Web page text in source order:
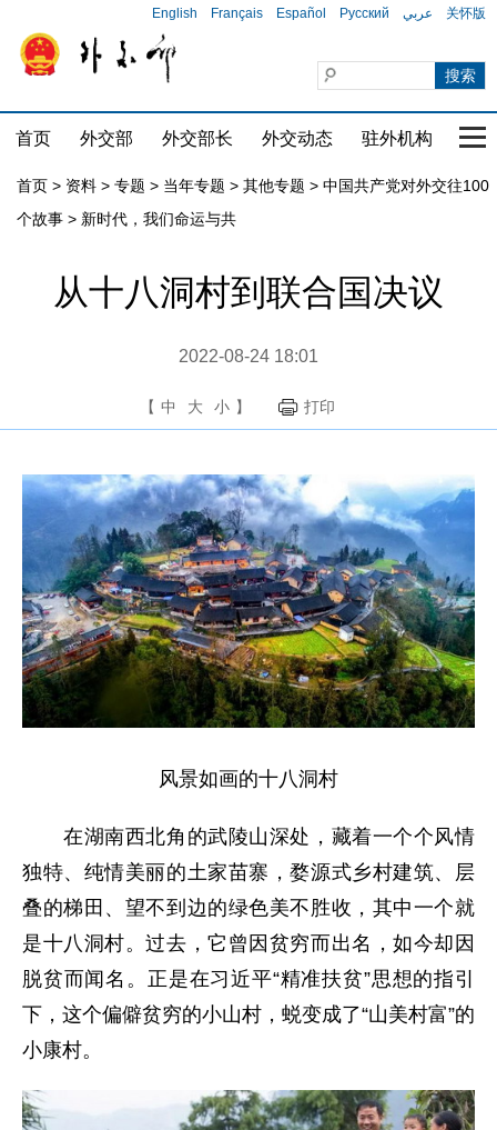
English Français Español Русский عربي 关怀版
首页 外交部 外交部长 外交动态 驻外机构 国
首页 > 资料 > 专题 > 当年专题 > 其他专题 > 中国共产党对外交往100
个故事 > 新时代，我们命运与共
从十八洞村到联合国决议
2022-08-24 18:01
【 中 大 小 】 打印
风景如画的十八洞村
在湖南西北角的武陵山深处，藏着一个个风情
独特、纯情美丽的土家苗寨，婺源式乡村建筑、层
叠的梯田、望不到边的绿色美不胜收，其中一个就
是十八洞村。过去，它曾因贫穷而出名，如今却因
脱贫而闻名。正是在习近平“精准扶贫”思想的指引
下，这个偏僻贫穷的小山村，蜕变成了“山美村富”的
小康村。